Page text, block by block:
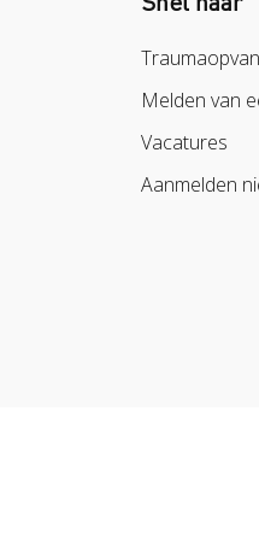
Melden van
Vacatures
Aanmelden